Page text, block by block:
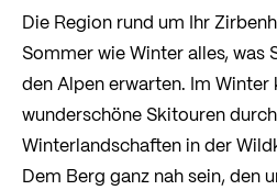
Die Region rund um Ihr
Sommer wie Winter alles, was
den Alpen erwarten. Im Winter
wunderschöne Skitouren
Winterlandschaften in der
Dem Berg ganz nah sein, den